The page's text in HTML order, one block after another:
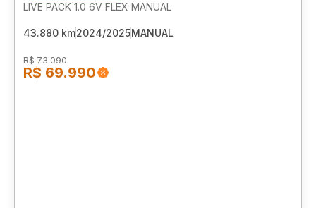
LIVE PACK 1.0 6V FLEX MANUAL
43.880 km2024/2025MANUAL
R$ 73.090
R$ 69.990